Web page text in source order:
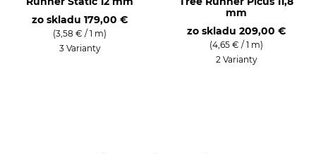
Made in Czech Republic
11,7 mm
45 navyše
Zaťaženie na medzi
zo skladu 179,00 €
(3,58 € / 1 m)
3 Varianty
mm
zo skladu 209,00 €
(4,65 € / 1 m)
2 Varianty